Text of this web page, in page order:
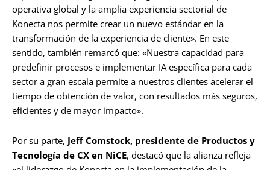
operativa global y la amplia experiencia sectorial de
Konecta nos permite crear un nuevo estándar en la
transformación de la experiencia de cliente». En este
sentido, también remarcó que: «Nuestra capacidad para
predefinir procesos e implementar IA específica para cada
sector a gran escala permite a nuestros clientes acelerar el
tiempo de obtención de valor, con resultados más seguros,
eficientes y de mayor impacto».
Por su parte, Jeff Comstock, presidente de Productos y
Tecnología de CX en NiCE, destacó que la alianza refleja